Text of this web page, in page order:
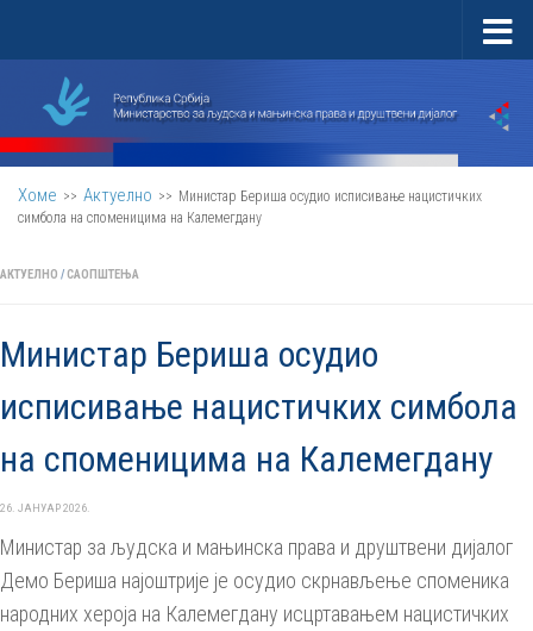
Хоме >> Актуелно >> Министар Бериша осудио исписивање нацистичких
симбола на споменицима на Калемегдану
АКТУЕЛНО /САОПШТЕЊА
Министар Бериша осудио
исписивање нацистичких симбола
на споменицима на Калемегдану
26. ЈАНУАР 2026.
Министар за људска и мањинска права и друштвени дијалог
Демо Бериша најоштрије је осудио скрнављење споменика
народних хероја на Калемегдану исцртавањем нацистичких